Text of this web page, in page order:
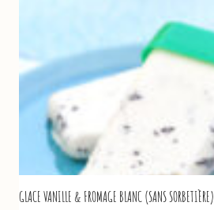
GLACE VANILLE & FROMAGE BLANC (SANS SORBETIÈRE)